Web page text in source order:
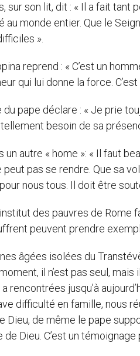
sur son lit, dit : « Il a fait tant
au monde entier. Que le
».
reprend : « C’est un
qui lui donne la force.
du pape déclare : « Je prie
besoin de sa
un autre « home »: « Il faut
peut pas se rendre. Que sa
nous tous. Il doit être
des pauvres de
peuvent prendre
âgées isolées du
il n’est pas seul,
a rencontrées jusqu’à
difficulté en famille, nous
Dieu, de même le pape
de Dieu. C’est un